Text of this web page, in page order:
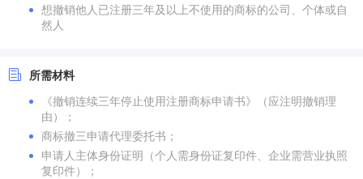
想撤销他人已注册三年及以上不使用的商标的公司、个体或自
然人
所需材料
《撤销连续三年停止使用注册商标申请书》（应注明撤销理
由）；
商标撤三申请代理委托书；
申请人主体身份证明（个人需身份证复印件、企业需营业执照
复印件）；